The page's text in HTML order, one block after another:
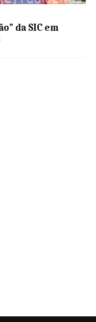
da SIC em